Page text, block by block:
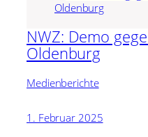
NWZ: Demo
Oldenburg
Medienberichte
1. Februar 2025